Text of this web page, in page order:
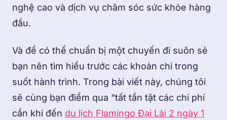
nghệ cao và dịch vụ chăm sóc sức khỏe hàng
đầu.
Và để có thể chuẩn bị một chuyến đi suôn sẻ
bạn nên tìm hiểu trước các khoản chi trong
suốt hành trình. Trong bài viết này, chúng tôi
sẽ cùng bạn điểm qua “tất tần tật các chi phí
cần khi đến du lịch Flamingo Đại Lải 2 ngày 1